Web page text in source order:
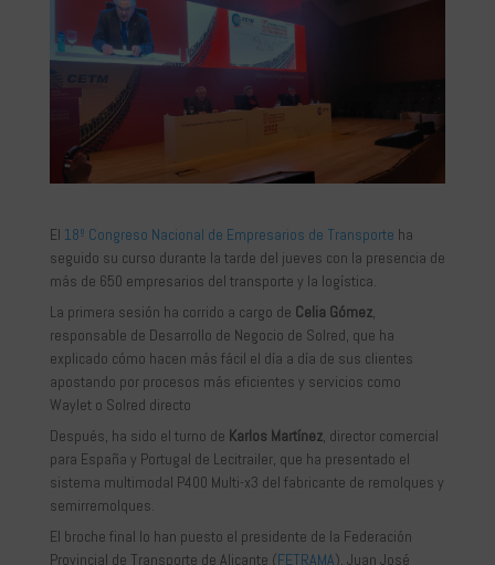
El 18º Congreso Nacional de Empresarios de Transporte ha
seguido su curso durante la tarde del jueves con la presencia de
más de 650 empresarios del transporte y la logística.
La primera sesión ha corrido a cargo de Celia Gómez,
responsable de Desarrollo de Negocio de Solred, que ha
explicado cómo hacen más fácil el día a día de sus clientes
apostando por procesos más eficientes y servicios como
Waylet o Solred directo
Después, ha sido el turno de Karlos Martínez, director comercial
para España y Portugal de Lecitrailer, que ha presentado el
sistema multimodal P400 Multi-x3 del fabricante de remolques y
semirremolques.
El broche final lo han puesto el presidente de la Federación
Provincial de Transporte de Alicante (FETRAMA), Juan José